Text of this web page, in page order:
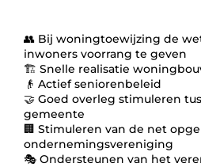
👥 Bij woningtoewijzing de
inwoners voorrang te geven
🏗️ Snelle realisatie
👴 Actief seniorenbeleid
🤝 Goed overleg stimuleren
gemeente
🏢 Stimuleren van de net
ondernemingsvereniging
🎭 Ondersteunen van het